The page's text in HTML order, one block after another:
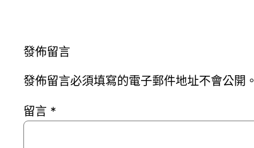
發佈留言
發佈留言必須填寫的電子郵件地址不會公開。
留言 *